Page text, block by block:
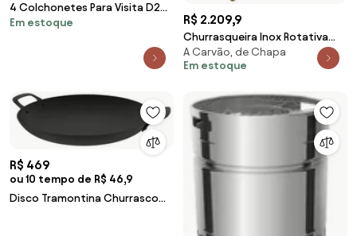
4 Colchonetes Para Visita D20
Azul Com Selo Do Inmetro
Em estoque R$ 2.209,9
Churrasqueira Inox Rotativa
Giratória Duplo 7 Espetos
A Carvão, de Chapa
Em estoque
R$ 469
ou 10 tempo de R$ 46,9
Disco Tramontina Churrasco